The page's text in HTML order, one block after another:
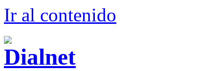
Ir al contenido